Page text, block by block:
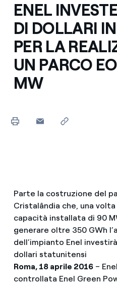
ENEL
DI DOLLARI
PER LA
UN PARCO
MW
Parte la costruzione del
Cristalândia che, una
capacità installata di 90
generare oltre 350 GWh
dell’impianto Enel
dollari statunitensi
Roma, 18 aprile 2016 –
controllata Enel Green